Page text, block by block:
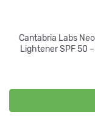
Cantabria Labs
Lightener SPF 50